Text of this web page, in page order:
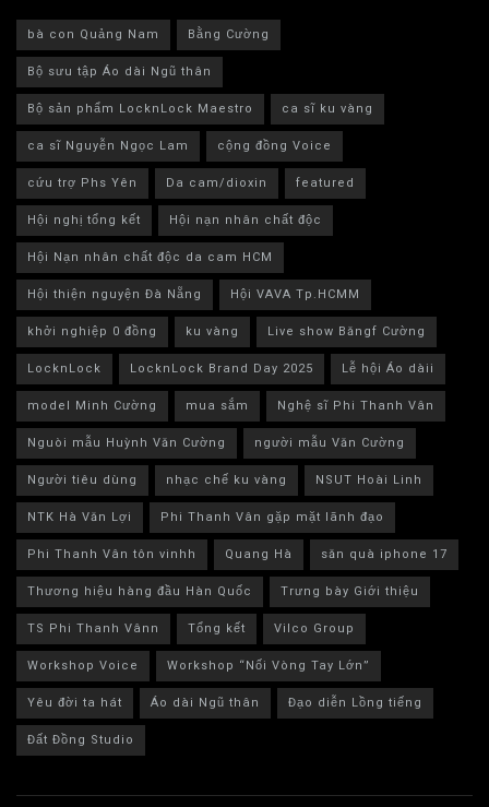
bà con Quảng Nam
Bằng Cường
Bộ sưu tập Áo dài Ngũ thân
Bộ sản phẩm LocknLock Maestro
ca sĩ ku vàng
ca sĩ Nguyễn Ngọc Lam
cộng đồng Voice
cứu trợ Phs Yên
Da cam/dioxin
featured
Hội nghị tổng kết
Hội nạn nhân chất độc
Hội Nạn nhân chất độc da cam HCM
Hội thiện nguyện Đà Nẵng
Hội VAVA Tp.HCMM
khởi nghiệp 0 đồng
ku vàng
Live show Băngf Cường
LocknLock
LocknLock Brand Day 2025
Lễ hội Áo dàii
model Minh Cường
mua sắm
Nghệ sĩ Phi Thanh Vân
Nguòi mẫu Huỳnh Văn Cường
người mẫu Văn Cường
Người tiêu dùng
nhạc chế ku vàng
NSUT Hoài Linh
NTK Hà Văn Lợi
Phi Thanh Vân gặp mặt lãnh đạo
Phi Thanh Vân tôn vinhh
Quang Hà
săn quà iphone 17
Thương hiệu hàng đầu Hàn Quốc
Trưng bày Giới thiệu
TS Phi Thanh Vânn
Tổng kết
Vilco Group
Workshop Voice
Workshop “Nối Vòng Tay Lớn”
Yêu đời ta hát
Áo dài Ngũ thân
Đạo diễn Lồng tiếng
Đất Đồng Studio